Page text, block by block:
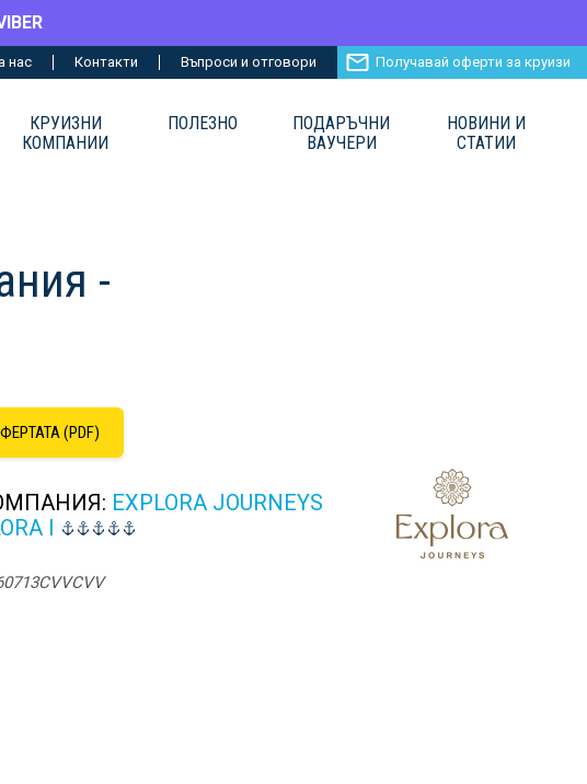
нас Контакти Въпроси и отговори Получавай оферти за круизи
КРУИЗНИ
КОМПАНИИ
ПОЛЕЗНО
ПОДАРЪЧНИ
ВАУЧЕРИ
НОВИНИ И
СТАТИИ
-
(PDF)
EXPLORA JOURNEYS
I